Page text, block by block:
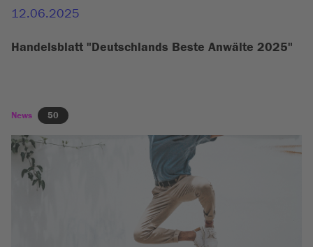
12.06.2025
Handelsblatt "Deutschlands Beste Anwälte 2025"
News 50